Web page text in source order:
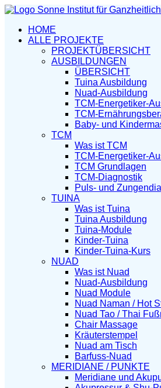
HOME
ALLE PROJEKTE
PROJEKTÜBERSICHT
AUSBILDUNGEN
ÜBERSICHT
Tuina Ausbildung
Nuad-Ausbildung
TCM-Energetiker-
TCM-
Baby- und
TCM
Was ist TCM
TCM-Energetiker-
TCM Grundlagen
TCM-Diagnostik
Puls- und
TUINA
Was ist Tuina
Tuina Ausbildung
Tuina-Module
Kinder-Tuina
Kinder-Tuina-Kurs
NUAD
Was ist Nuad
Nuad-Ausbildung
Nuad Module
Nuad Naman / Hot
Nuad Tao / Thai
Chair Massage
Kräuterstempel
Nuad am Tisch
Barfuss-Nuad
MERIDIANE / PUNKTE
Meridiane und